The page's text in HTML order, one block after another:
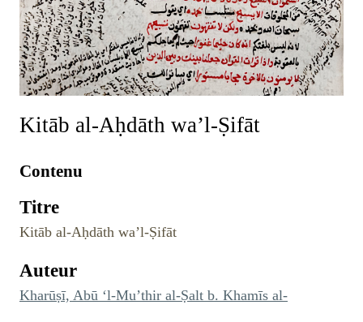
Kitāb al-Aḥdāth wa’l-Ṣifāt
Contenu
Titre
Kitāb al-Aḥdāth wa’l-Ṣifāt
Auteur
Kharūṣī, Abū ‘l-Mu’thir al-Ṣalt b. Khamīs al-